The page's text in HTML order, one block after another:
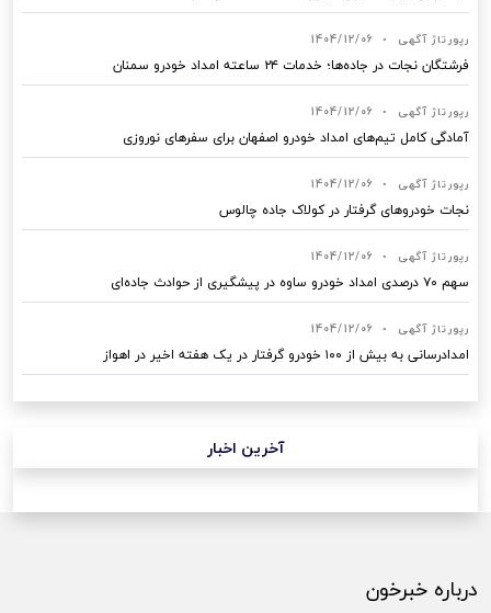
رپورتاژ آگهی •
1404/12/06
فرشتگان نجات در جاده‌ها؛ خدمات ۲۴ ساعته امداد خودرو سمنان
رپورتاژ آگهی •
1404/12/06
آمادگی کامل تیم‌های امداد خودرو اصفهان برای سفرهای نوروزی
رپورتاژ آگهی •
1404/12/06
نجات خودروهای گرفتار در کولاک جاده چالوس
رپورتاژ آگهی •
1404/12/06
سهم ۷۰ درصدی امداد خودرو ساوه در پیشگیری از حوادث جاده‌ای
رپورتاژ آگهی •
1404/12/06
امدادرسانی به بیش از ۱۰۰ خودرو گرفتار در یک هفته اخیر در اهواز
آخرین اخبار
درباره خبرخون